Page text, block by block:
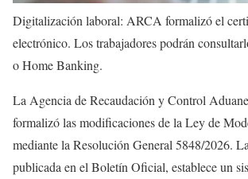
Digitalización laboral: ARCA formalizó el
electrónico. Los trabajadores podrán
o Home Banking.
La Agencia de Recaudación y Control
formalizó las modificaciones de la Ley de
mediante la Resolución General 5848/2026.
publicada en el Boletín Oficial, establece un